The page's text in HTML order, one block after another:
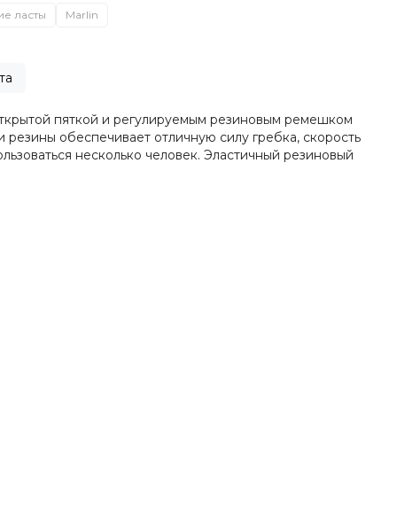
ласты Marlin
пяткой и регулируемым резиновым ремешком
обеспечивает отличную силу гребка, скорость
несколько человек. Эластичный резиновый